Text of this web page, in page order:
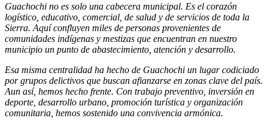
Guachochi no es solo una cabecera municipal. Es el corazón
logístico, educativo, comercial, de salud y de servicios de toda la
Sierra. Aquí confluyen miles de personas provenientes de
comunidades indígenas y mestizas que encuentran en nuestro
municipio un punto de abastecimiento, atención y desarrollo.
Esa misma centralidad ha hecho de Guachochi un lugar codiciado
por grupos delictivos que buscan afianzarse en zonas clave del país.
Aun así, hemos hecho frente. Con trabajo preventivo, inversión en
deporte, desarrollo urbano, promoción turística y organización
comunitaria, hemos sostenido una convivencia armónica.